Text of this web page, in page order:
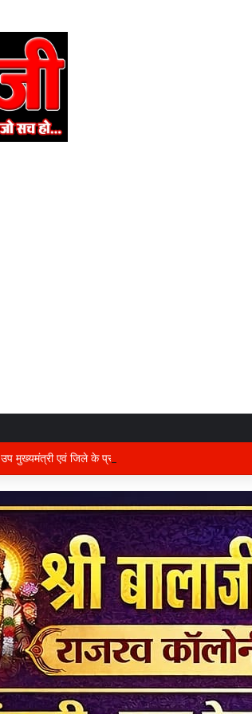
उप मुख्यमंत्री एवं जिले के प्रभारी मंत्री अरुण साव कल लेंगे